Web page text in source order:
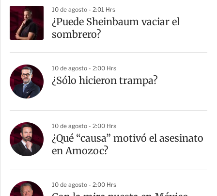
10 de agosto - 2:01 Hrs
¿Puede Sheinbaum vaciar el
sombrero?
10 de agosto - 2:00 Hrs
¿Sólo hicieron trampa?
10 de agosto - 2:00 Hrs
¿Qué “causa” motivó el asesinato
en Amozoc?
10 de agosto - 2:00 Hrs